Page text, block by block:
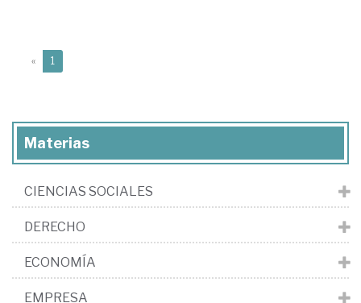
« 1
Materias
CIENCIAS SOCIALES
DERECHO
ECONOMÍA
EMPRESA